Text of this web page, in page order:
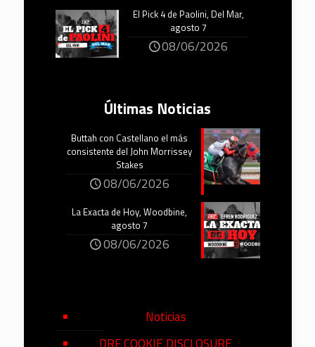
El Pick 4 de Paolini, Del Mar,
agosto 7
08/06/2026
Últimas Noticias
Buttah con Castellano el más
consistente del John Morrissey
Stakes
08/06/2026
La Exacta de Hoy, Woodbine,
agosto 7
08/06/2026
Noticias